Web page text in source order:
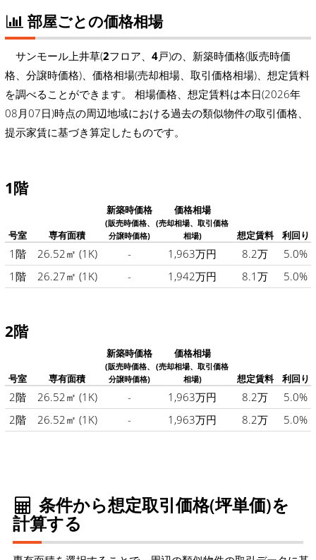
部屋ごとの価格相場
サンモール上井草(2フロア、 4戸)の、新築時価格(販売時価
格、分譲時価格)、価格相場(売却相場、取引価格相場)、想定賃料
を調べることができます。 相場価格、想定賃料は本日(2026年
08月07日)時点の周辺地域における過去の類似物件の取引価格、
提示家賃に基づき算定したものです。
1階
号室 専有面積
新築時価格
(販売時価格、
分譲時価格)
価格相場
(売却相場、取引価格
相場)
想定賃料 利回り
1階 26.52㎡ (1K) - 1,963万円 8.2万
5.0%
1階
26.27㎡ (1K) - 1,942万円 8.1万 5.0%
2階
号室 専有面積
新築時価格
(販売時価格、
分譲時価格)
価格相場
(売却相場、取引価格
相場)
想定賃料 利回り
2階 26.52㎡ (1K) - 1,963万円 8.2万
5.0%
2階
26.52㎡ (1K) - 1,963万円 8.2万 5.0%
条件から想定取引価格(坪単価)を
計算する